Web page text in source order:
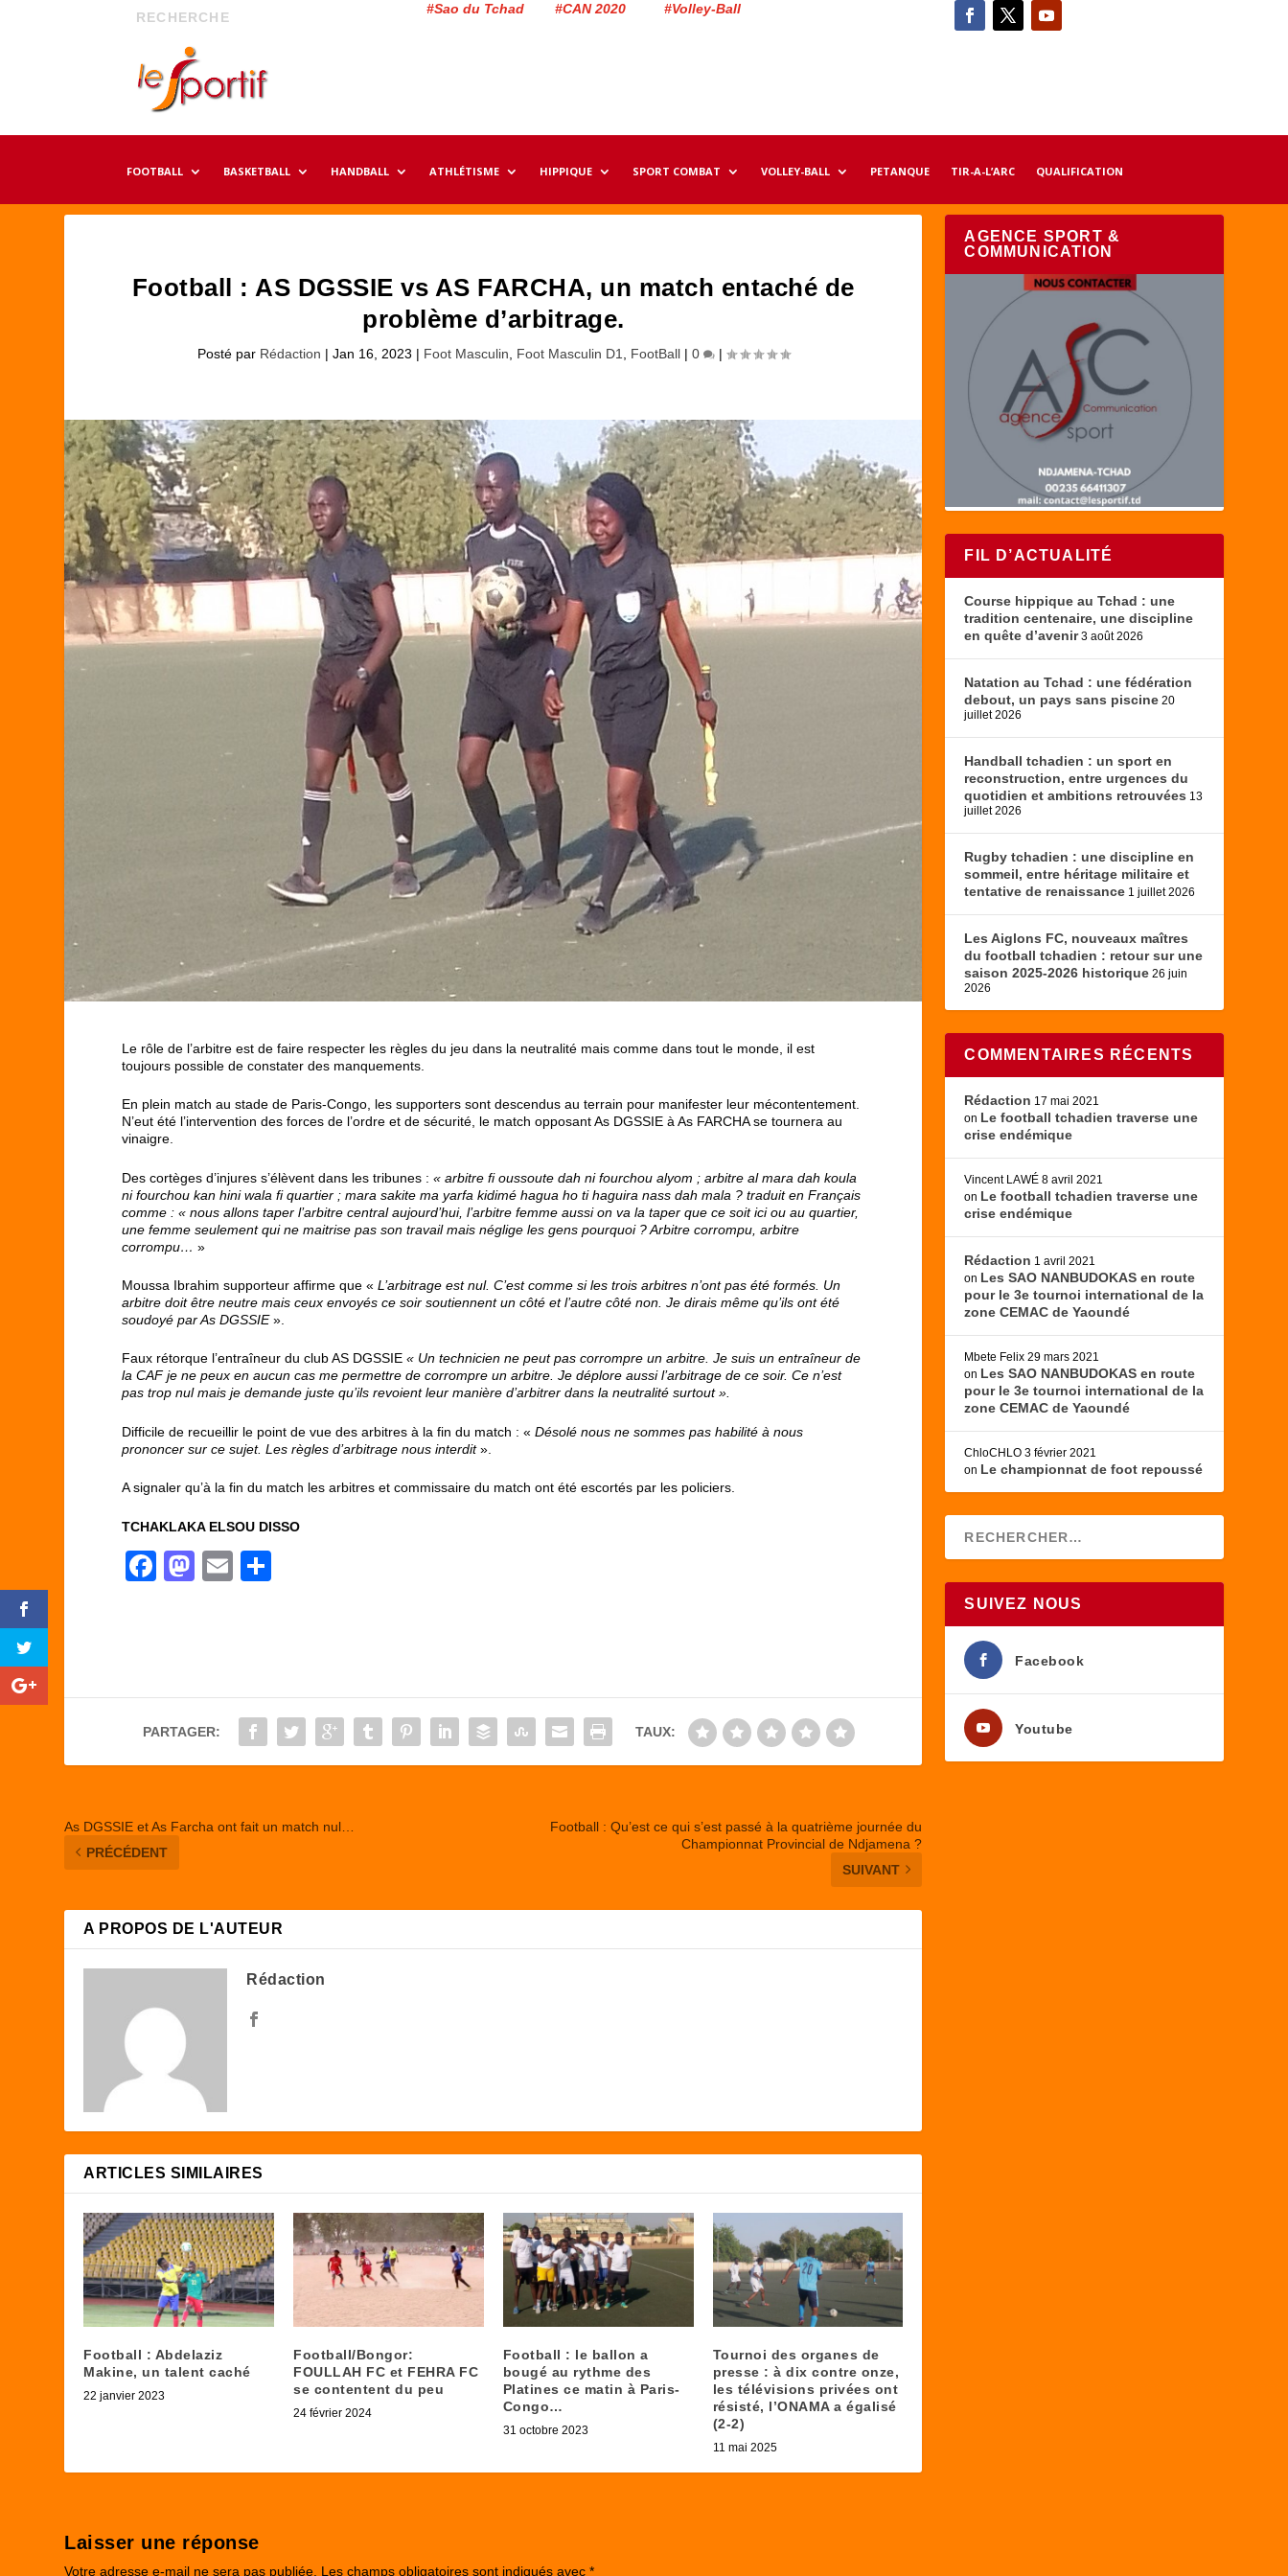
#Sao du Tchad #CAN 2020 #Volley-Ball
FOOTBALL BASKETBALL HANDBALL ATHLÉTISME HIPPIQUE SPORT COMBAT VOLLEY-BALL PETANQUE TIR-A-L’ARC QUALIFICATION
Football : AS DGSSIE vs AS FARCHA, un match entaché de
problème d’arbitrage.
Posté par Rédaction | Jan 16, 2023 | Foot Masculin Foot Masculin D1 FootBall| 0 |
Le rôle de l’arbitre est de faire respecter les règles du jeu dans la neutralité mais comme dans tout le monde, il est
toujours possible de constater des manquements.
En plein match au stade de Paris-Congo, les supporters sont descendus au terrain pour manifester leur mécontentement.
N’eut été l’intervention des forces de l’ordre et de sécurité, le match opposant As DGSSIE à As FARCHA se tournera au
vinaigre.
Des cortèges d’injures s’élèvent dans les tribunes :« arbitre fi oussoute dah ni fourchou alyom ; arbitre al mara dah koula
ni fourchou kan hini wala fi quartier ; mara sakite ma yarfa kidimé hagua ho ti haguira nass dah mala ? traduit en Français
comme : « nous allons taper l’arbitre central aujourd’hui, l’arbitre femme aussi on va la taper que ce soit ici ou au quartier,
une femme seulement qui ne maitrise pas son travail mais néglige les gens pourquoi ? Arbitre corrompu, arbitre
corrompu… »
Moussa Ibrahim supporteur affirme que «L’arbitrage est nul. C’est comme si les trois arbitres n’ont pas été formés. Un
arbitre doit être neutre mais ceux envoyés ce soir soutiennent un côté et l’autre côté non. Je dirais même qu’ils ont été
soudoyé par As DGSSIE».
Faux rétorque l’entraîneur du club AS DGSSIE« Un technicien ne peut pas corrompre un arbitre. Je suis un entraîneur de
la CAF je ne peux en aucun cas me permettre de corrompre un arbitre. Je déplore aussi l’arbitrage de ce soir. Ce n’est
pas trop nul mais je demande juste qu’ils revoient leur manière d’arbitrer dans la neutralité surtout ».
Difficile de recueillir le point de vue des arbitres à la fin du match : «Désolé nous ne sommes pas habilité à nous
prononcer sur ce sujet. Les règles d’arbitrage nous interdit».
A signaler qu’à la fin du match les arbitres et commissaire du match ont été escortés par les policiers.
TCHAKLAKA ELSOU DISSO
F
b
o
M
d
o
E
er
PARTAGER: TAUX:
As DGSSIE et As Farcha ont fait un match nul…
PRÉCÉDENT
Football : Qu’est ce qui s’est passé à la quatrième journée du
Championnat Provincial de Ndjamena ?
SUIVANT
A PROPOS DE L'AUTEUR
Rédaction
ARTICLES SIMILAIRES
Football : Abdelaziz
Makine, un talent caché
22 janvier 2023
Football/Bongor:
FOULLAH FC et FEHRA FC
se contentent du peu
24 février 2024
Football : le ballon a
bougé au rythme des
Platines ce matin à Paris-
Congo…
31 octobre 2023
Tournoi des organes de
presse : à dix contre onze,
les télévisions privées ont
résisté, l’ONAMA a égalisé
(2-2)
11 mai 2025
Laisser une réponse
Votre adresse e-mail ne sera pas publiée. Les champs obligatoires sont indiqués avec*
AGENCE SPORT &
COMMUNICATION
FIL D’ACTUALITÉ
Course hippique au Tchad : une
tradition centenaire, une discipline
en quête d’avenir 3 août 2026
Natation au Tchad : une fédération
debout, un pays sans piscine 20
juillet 2026
Handball tchadien : un sport en
reconstruction, entre urgences du
quotidien et ambitions retrouvées 13
juillet 2026
Rugby tchadien : une discipline en
sommeil, entre héritage militaire et
tentative de renaissance 1 juillet 2026
Les Aiglons FC, nouveaux maîtres
du football tchadien : retour sur une
saison 2025-2026 historique 26 juin
2026
COMMENTAIRES RÉCENTS
Rédaction 17 mai 2021
on Le football tchadien traverse une
crise endémique
Vincent LAWÉ 8 avril 2021
on Le football tchadien traverse une
crise endémique
Rédaction 1 avril 2021
on Les SAO NANBUDOKAS en route
pour le 3e tournoi international de la
zone CEMAC de Yaoundé
Mbete Felix 29 mars 2021
on Les SAO NANBUDOKAS en route
pour le 3e tournoi international de la
zone CEMAC de Yaoundé
ChloCHLO 3 février 2021
on Le championnat de foot repoussé
SUIVEZ NOUS
Facebook
Youtube